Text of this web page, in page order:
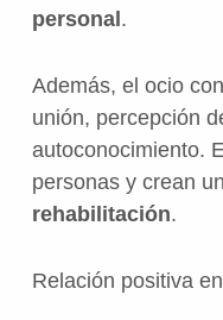
personal.
Además, el ocio
unión, percepción
autoconocimiento.
personas y crean
rehabilitación.
Relación positiva